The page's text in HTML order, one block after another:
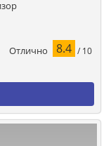
Отлично 8.4 / 10